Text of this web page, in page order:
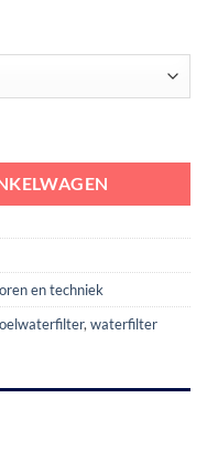
en techniek
, waterfilter